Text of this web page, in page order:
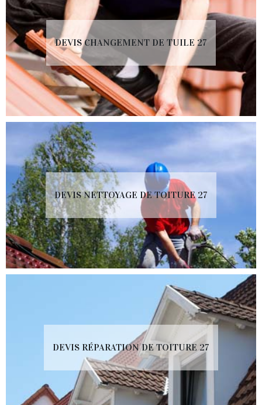
DEVIS CHANGEMENT DE TUILE 27
DEVIS NETTOYAGE DE TOITURE 27
DEVIS RÉPARATION DE TOITURE 27